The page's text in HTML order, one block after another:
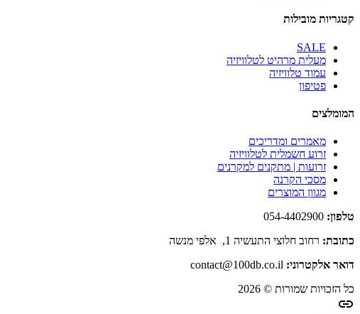
קטגריות מובילות
SALE
מעלית מרהיט לטלוויזיה
עמוד טלוויזיה
פטיפון
המומלצים
מאמרים ומדריכים
זרוע חשמלית לטלוויזיה
זרועות | מתקנים למקרנים
מסכי הקרנה
מגוון המוצרים
טלפון:
כתובת: רחוב חלוצי התעשיה 1, אלפי מנשה
דואר אלקטרוני:
כל הזכויות שמורות © 2026